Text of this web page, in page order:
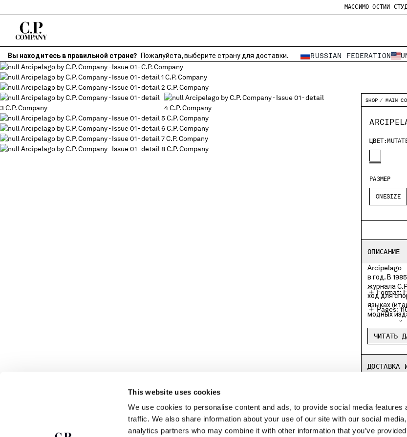
This website uses cookies
We use cookies to personalise content and ads, to provide social media features
traffic. We also share information about your use of our site with our social
analytics partners who may combine it with other information that you’ve
МАССИМО ОСТИИ
Вы находитесь в правильной стране? Пожалуйста, выберите страну для доставки. RUSSIAN FEDERATION
SHOP MAIN
ONESIZE
Arcipelago
в год. В 1985 году на прилавках газетных киосков появился первый номер
журнала
ход для
языках
модных
движимый
которые
Выберите
Format:
Pages:
Size: 240
English
ЧИТАТЬ
ДОСТАВКА
ABOUT
OUR STORY
LEGAL AREA
SHIPPING